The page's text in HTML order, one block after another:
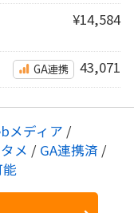
¥14,584
GA連携 43,071
メディア /
メ / GA連携済 /